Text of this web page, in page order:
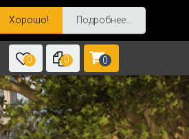
Хорошо! Подробнее...
0 0 0